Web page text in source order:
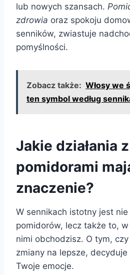
lub nowych szansach.
zdrowia oraz spokoju
senników, zwiastuje
pomyślności.
Zobacz także: Włosy we
ten symbol według
Jakie działania z
pomidorami
znaczenie?
W sennikach istotny jest
pomidorów, lecz także to,
nimi obchodzisz. O tym,
zmiany na lepsze,
Twoje emocje.